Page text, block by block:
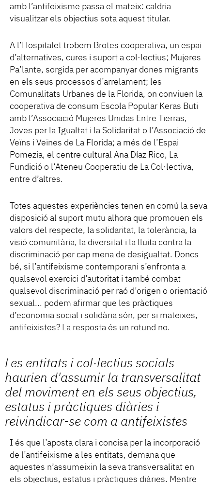
amb l’antifeixisme passa el mateix: caldria
visualitzar els objectius sota aquest titular.
A l’Hospitalet trobem Brotes cooperativa, un espai
d’alternatives, cures i suport a col·lectius; Mujeres
Pa’lante, sorgida per acompanyar dones migrants
en els seus processos d’arrelament; les
Comunalitats Urbanes de la Florida, on conviuen la
cooperativa de consum Escola Popular Keras Buti
amb l’Associació Mujeres Unidas Entre Tierras,
Joves per la Igualtat i la Solidaritat o l’Associació de
Veïns i Veïnes de La Florida; a més de l’Espai
Pomezia, el centre cultural Ana Díaz Rico, La
Fundició o l’Ateneu Cooperatiu de La Col·lectiva,
entre d’altres.
Totes aquestes experiències tenen en comú la seva
disposició al suport mutu alhora que promouen els
valors del respecte, la solidaritat, la tolerància, la
visió comunitària, la diversitat i la lluita contra la
discriminació per cap mena de desigualtat. Doncs
bé, si l’antifeixisme contemporani s’enfronta a
qualsevol exercici d’autoritat i també combat
qualsevol discriminació per raó d’origen o orientació
sexual... podem afirmar que les pràctiques
d’economia social i solidària són, per si mateixes,
antifeixistes? La resposta és un rotund no.
Les entitats i col·lectius socials
haurien d'assumir la transversalitat
del moviment en els seus objectius,
estatus i pràctiques diàries i
reivindicar-se com a antifeixistes
I és que l’aposta clara i concisa per la incorporació
de l’antifeixisme a les entitats, demana que
aquestes n’assumeixin la seva transversalitat en
els objectius, estatus i pràctiques diàries. Mentre